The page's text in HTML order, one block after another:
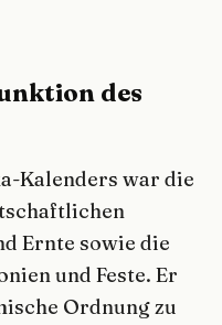
des
Kalenders war die
Ernte sowie die
und Feste. Er
Ordnung zu